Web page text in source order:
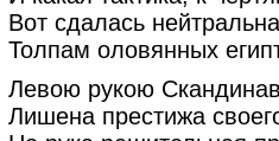
Вот сдалась
Толпам оловянных
Левою рукою
Лишена престижа